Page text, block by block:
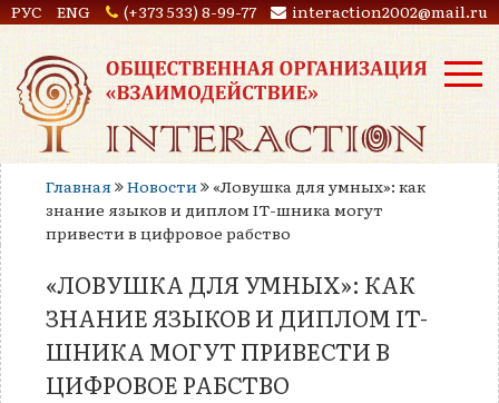
РУС ENG (+373 533) 8-99-77 interaction2002@mail.ru
Главная Новости
«Ловушка для умных»: как
знание языков и диплом IT-шника могут
привести в цифровое рабство
«ЛОВУШКА ДЛЯ УМНЫХ»: КАК
ЗНАНИЕ ЯЗЫКОВ И ДИПЛОМ IT-
ШНИКА МОГУТ ПРИВЕСТИ В
ЦИФРОВОЕ РАБСТВО